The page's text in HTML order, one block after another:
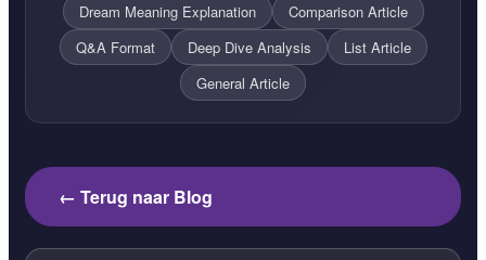
Dream Meaning Explanation
Comparison Article
Q&A Format
Deep Dive Analysis
List Article
General Article
← Terug naar Blog